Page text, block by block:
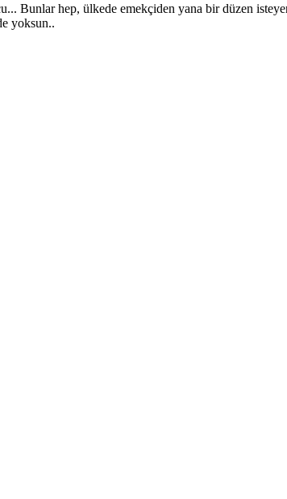
Bunlar hep, ülkede emekçiden yana bir düzen
yoksun..